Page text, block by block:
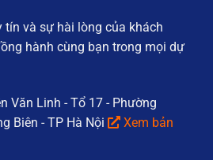
tín và sự hài lòng của khách
hành cùng bạn trong mọi dự
Văn Linh - Tổ 17 - Phường
Biên - TP Hà Nội
Xem bản